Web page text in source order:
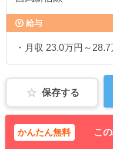
給与
・月収 23.0万円～
保存する
かんたん無料 こ